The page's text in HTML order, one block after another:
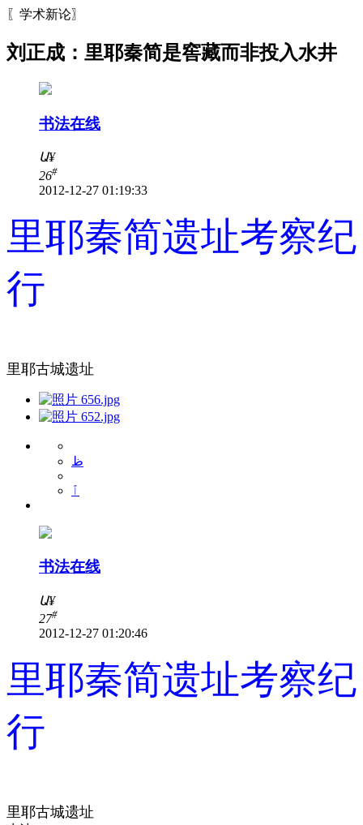
〖学术新论〗
刘正成：里耶秦简是窖藏而非投入水井
书法在线
Ա¥
26#
2012-12-27 01:19:33
里耶秦简遗址考察纪
行
里耶古城遗址
ظ
ٱ
书法在线
Ա¥
27#
2012-12-27 01:20:46
里耶秦简遗址考察纪
行
里耶古城遗址